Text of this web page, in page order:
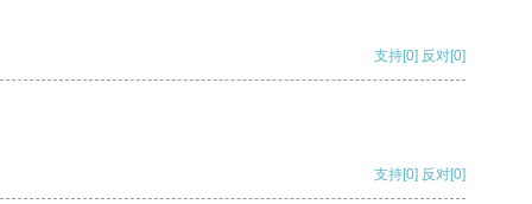
支持[0] 反对[0]
支持[0] 反对[0]